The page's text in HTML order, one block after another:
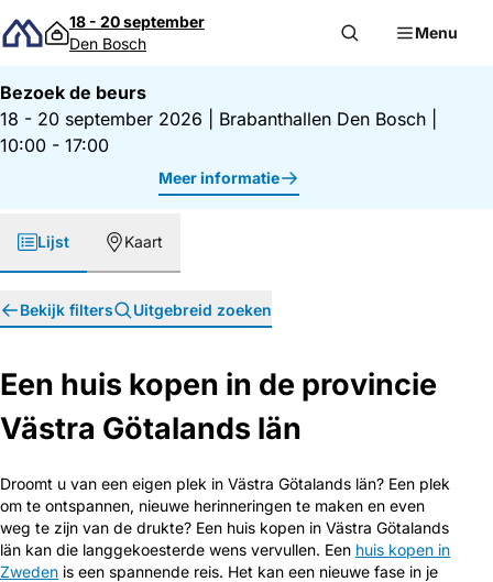
Direct naar inhoud
18 - 20 september
Den Bosch
Menu
Bezoek de beurs
18 - 20 september 2026
Brabanthallen Den Bosch
10:00 - 17:00
Meer informatie
Lijst Kaart
Bekijk filters Uitgebreid zoeken
Een huis kopen in de provincie
Västra Götalands län
Droomt u van een eigen plek in Västra Götalands län? Een plek
om te ontspannen, nieuwe herinneringen te maken en even
weg te zijn van de drukte? Een huis kopen in Västra Götalands
län kan die langgekoesterde wens vervullen. Een huis kopen in
Zweden is een spannende reis. Het kan een nieuwe fase in je